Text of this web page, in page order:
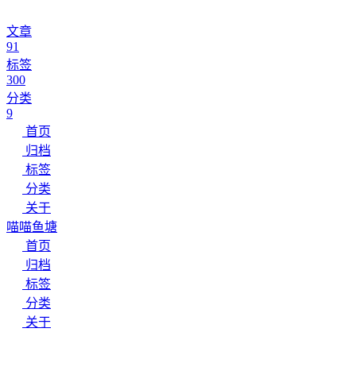
文章
91
标签
300
分类
9
首页
归档
标签
分类
关于
喵喵鱼塘
首页
归档
标签
分类
关于